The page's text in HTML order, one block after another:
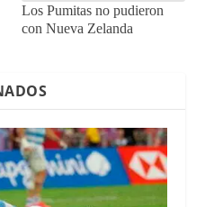
Los Pumitas no pudieron
con Nueva Zelanda